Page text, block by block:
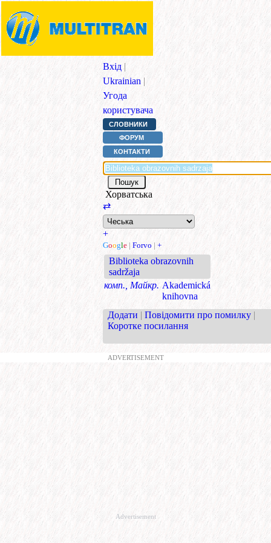
Вхід |
Ukrainian |
Угода
користувача
СЛОВНИКИ
ФОРУМ
КОНТАКТИ
Хорватська
⇄
+
Google | Forvo | +
Biblioteka obrazovnih
sadržaja
комп., Майкр. Akademická
knihovna
Додати | Повідомити про помилку |
Коротке посилання
ADVERTISEMENT
Advertisement